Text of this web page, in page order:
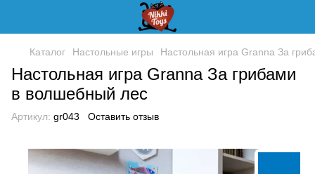
Каталог Настольные игры Настольная игра Granna За
Настольная игра Granna За грибами
в волшебный лес
Артикул: gr043 Оставить отзыв